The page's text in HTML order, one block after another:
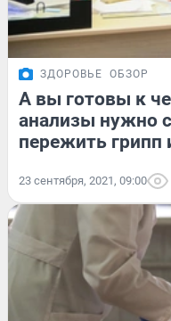
ЗДОРОВЬЕ ОБЗОР
А вы готовы к
анализы нужно
пережить
23 сентября, 2021, 09:00